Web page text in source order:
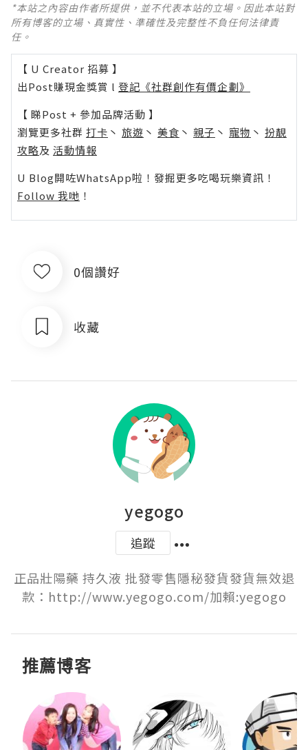
*本站之內容由作者所提供，並不代表本站的立場。因此本站對
所有博客的立場、真實性、準確性及完整性不負任何法律責
任。
【 U Creator 招募 】
出Post賺現金獎賞 l 登記《社群創作有價企劃》
【 睇Post + 參加品牌活動 】
瀏覽更多社群 打卡 丶 旅遊 丶 美食 丶 親子 丶 寵物 丶 扮靚
攻略及 活動情報
U Blog開咗WhatsApp啦！發掘更多吃喝玩樂資訊！
Follow 我哋 ！
0個讚好
收藏
yegogo
追蹤
正品壯陽藥 持久液 批發零售隱秘發貨發貨無效退
款：http://www.yegogo.com/加賴:yegogo
推薦博客